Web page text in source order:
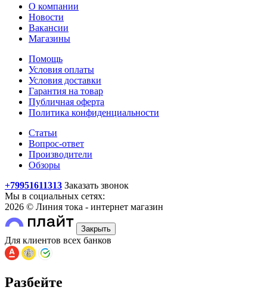
О компании
Новости
Вакансии
Магазины
Помощь
Условия оплаты
Условия доставки
Гарантия на товар
Публичная оферта
Политика конфиденциальности
Статьи
Вопрос-ответ
Производители
Обзоры
+79951611313 Заказать звонок
Мы в социальных сетях:
2026 © Линия тока - интернет магазин
Закрыть
Для клиентов всех банков
Разбейте